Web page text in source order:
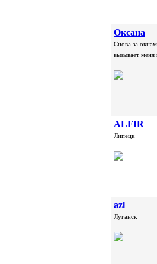
Oксана
Снова за
вызывает меня
ALFIR
Липецк
azl
Луганск